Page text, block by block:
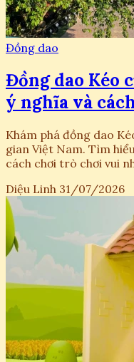
Đồng dao
Đồng dao Kéo
ý nghĩa và
Khám phá đồng dao
gian Việt Nam. Tìm
cách chơi trò chơi vui
Diệu Linh 31/07/2026